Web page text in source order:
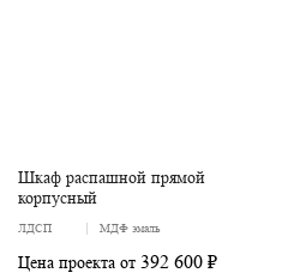
Шкаф распашной прямой
корпусный
ЛДСП МДФ эмаль
Цена проекта от 392 600 ₽